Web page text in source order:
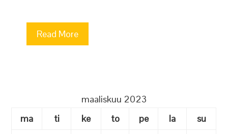
Read More
maaliskuu 2023
ma
ti ke to pe la
su